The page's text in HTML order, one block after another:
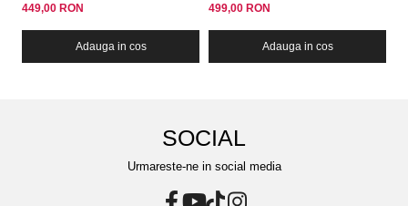
449,00 RON
Adauga in cos
499,00 RON
Adauga in cos
SOCIAL
Urmareste-ne in social media